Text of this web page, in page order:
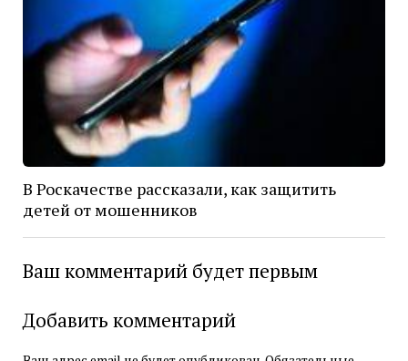
В Роскачестве рассказали, как защитить
детей от мошенников
Ваш комментарий будет первым
Добавить комментарий